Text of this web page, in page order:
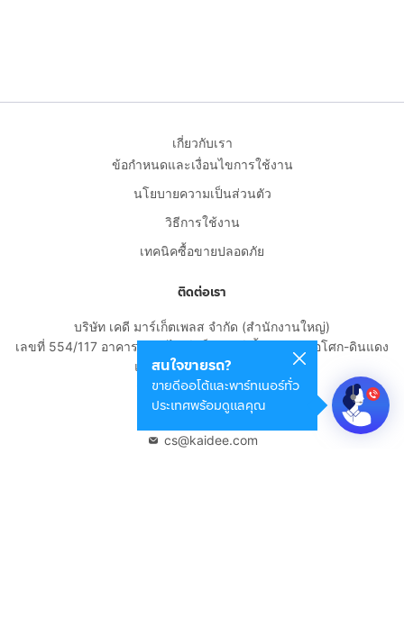
สนใจขายรถ?
ขายดีออโต้และพาร์ทเนอร์ทั่ว
ประเทศพร้อมดูแลคุณ
เกี่ยวกับเรา
ข้อกำหนดและเงื่อนไขการใช้งาน
นโยบายความเป็นส่วนตัว
วิธีการใช้งาน
เทคนิคซื้อขายปลอดภัย
ติดต่อเรา
บริษัท เคดี มาร์เก็ตเพลส จำกัด (สำนักงานใหญ่)
เลขที่ 554/117 อาคารสกายไนน์ เซ็นเตอร์ ชั้น 22 ถนนอโศก-ดินแดง
แขวงดินแดง เขตดินแดง
กรุงเทพมหานคร 10400
cs@kaidee.com